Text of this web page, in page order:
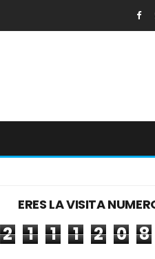
ERES LA VISITA
2 1 1 1 2 0 8